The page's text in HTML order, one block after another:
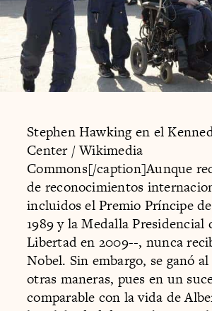
Stephen Hawking en el
Center / Wikimedia
Commons[/caption]Aunque
de reconocimientos
incluidos el Premio Príncipe
1989 y la Medalla Presidencial
Libertad en 2009--, nunca
Nobel. Sin embargo, se ganó
otras maneras, pues en un
comparable con la vida de